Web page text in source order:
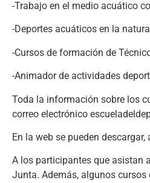
-Trabajo en el medio acuático
-Deportes acuáticos en la
-Cursos de formación de
-Animador de actividades
Toda la información sobre los
correo electrónico
En la web se pueden
A los participantes que asistan
Junta. Además, algunos